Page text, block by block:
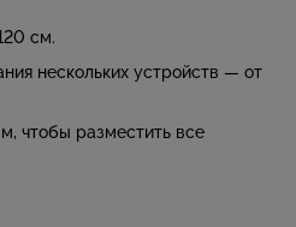
см.
нескольких устройств — от
чтобы разместить все